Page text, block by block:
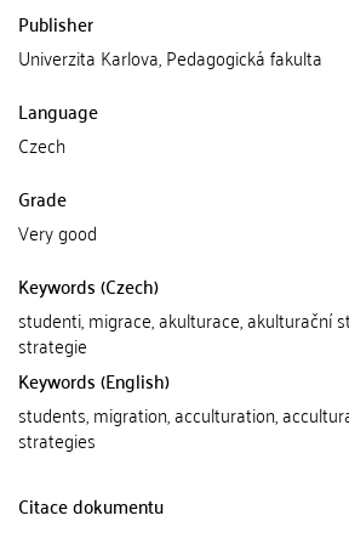
Publisher
Univerzita Karlova, Pedagogická fakulta
Language
Czech
Grade
Very good
Keywords (Czech)
studenti, migrace, akulturace, akulturační
strategie
Keywords (English)
students, migration, acculturation,
strategies
Citace dokumentu